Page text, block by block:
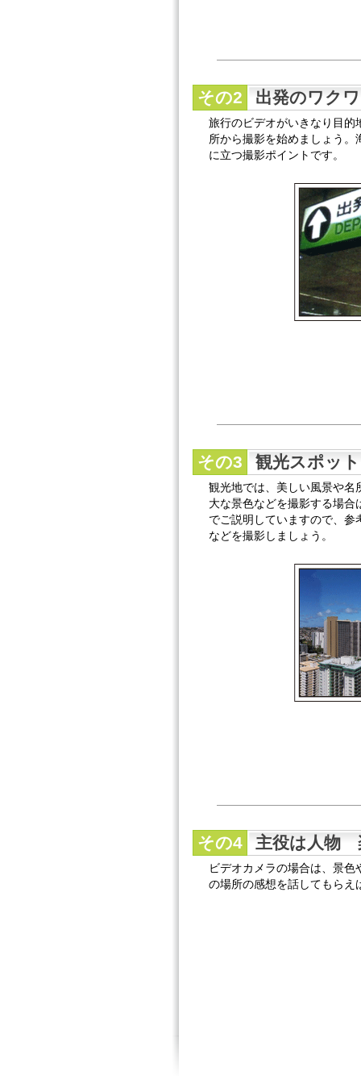
その2 出発のワク
旅行のビデオがいきなり目的
所から撮影を始めましょう
に立つ撮影ポイントです。
その3 観光スポッ
観光地では、美しい風景や名
大な景色などを撮影する場
でご説明していますので、
などを撮影しましょう。
その4 主役は人物
ビデオカメラの場合は、景
の場所の感想を話してもらえ